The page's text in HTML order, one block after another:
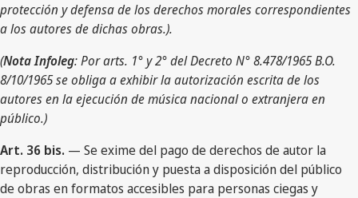
protección y defensa de los derechos morales correspondientes
a los autores de dichas obras.).
(Nota Infoleg: Por arts. 1° y 2° del Decreto N° 8.478/1965 B.O.
8/10/1965 se obliga a exhibir la autorización escrita de los
autores en la ejecución de música nacional o extranjera en
público.)
Art. 36 bis. — Se exime del pago de derechos de autor la
reproducción, distribución y puesta a disposición del público
de obras en formatos accesibles para personas ciegas y